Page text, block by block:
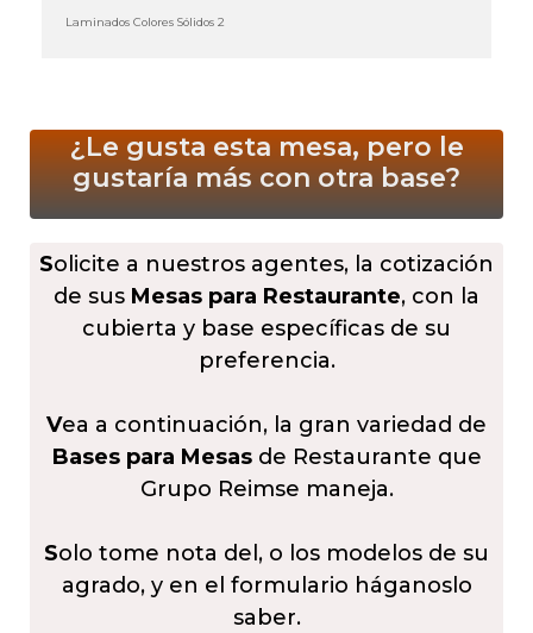
Laminados Colores Sólidos 2
¿Le gusta esta mesa, pero le
gustaría más con otra base?
Solicite a nuestros agentes, la cotización
de sus Mesas para Restaurante, con la
cubierta y base específicas de su
preferencia.
Vea a continuación, la gran variedad de
Bases para Mesasde Restaurante que
Grupo Reimse maneja.
Solo tome nota del, o los modelos de su
agrado, y en el formulario háganoslo
saber.